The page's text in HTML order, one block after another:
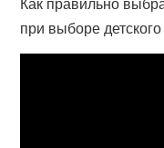
при выборе